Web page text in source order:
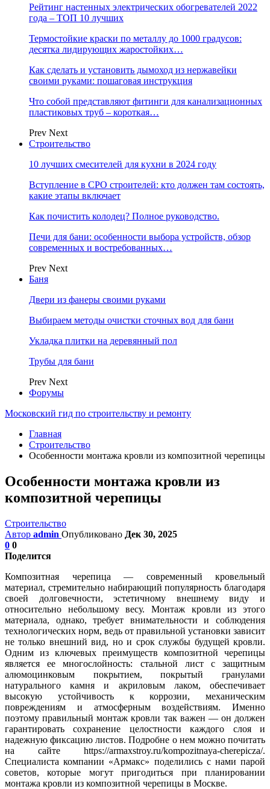
Рейтинг настенных электрических обогревателей 2022
года – ТОП 10 лучших
Термостойкие краски по металлу до 1000 градусов:
десятка лидирующих жаростойких…
Как сделать и установить дымоход из нержавейки
своими руками: пошаговая инструкция
Что собой представляют фитинги для канализационных
пластиковых труб – короткая…
Prev Next
Строительство
10 лучших смесителей для кухни в 2024 году
Вступление в СРО строителей: кто должен там состоять,
какие этапы включает
Как почистить колодец? Полное руководство.
Печи для бани: особенности выбора устройств, обзор
современных и востребованных…
Prev Next
Баня
Двери из фанеры своими руками
Выбираем методы очистки сточных вод для бани
Укладка плитки на деревянный пол
Трубы для бани
Prev Next
Форумы
Московский гид по строительству и ремонту
Главная
Строительство
Особенности монтажа кровли из композитной черепицы
Особенности монтажа кровли из
композитной черепицы
Строительство
Автор admin Опубликовано Дек 30, 2025
0 0
Поделится
Композитная черепица — современный кровельный
материал, стремительно набирающий популярность благодаря
своей долговечности, эстетичному внешнему виду и
относительно небольшому весу. Монтаж кровли из этого
материала, однако, требует внимательности и соблюдения
технологических норм, ведь от правильной установки зависит
не только внешний вид, но и срок службы будущей кровли.
Одним из ключевых преимуществ композитной черепицы
является ее многослойность: стальной лист с защитным
алюмоцинковым покрытием, покрытый гранулами
натурального камня и акриловым лаком, обеспечивает
высокую устойчивость к коррозии, механическим
повреждениям и атмосферным воздействиям. Именно
поэтому правильный монтаж кровли так важен — он должен
гарантировать сохранение целостности каждого слоя и
надежную фиксацию листов. Подробне о нем можно почитать
на сайте https://armaxstroy.ru/kompozitnaya-cherepicza/.
Специалиста компании «Армакс» поделились с нами парой
советов, которые могут пригодиться при планировании
монтажа кровли из композитной черепицы в Москве.